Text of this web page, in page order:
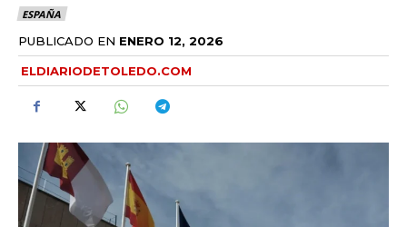
ESPAÑA
PUBLICADO EN ENERO 12, 2026
ELDIARIODETOLEDO.COM